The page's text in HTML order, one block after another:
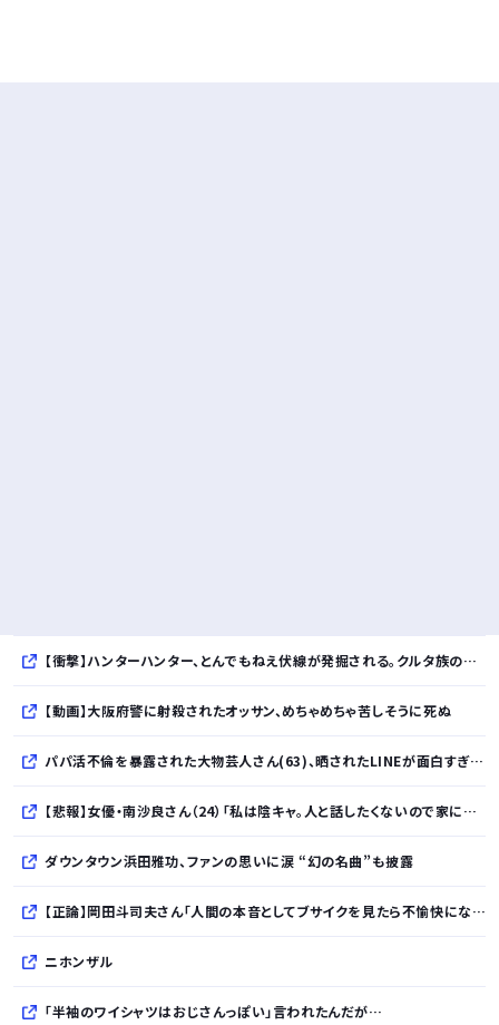
【衝撃】ハンターハンター、とんでもねえ伏線が発掘される。クルタ族の虐殺犯人がツェリードニヒだった模様！
【動画】大阪府警に射殺されたオッサン、めちゃめちゃ苦しそうに死ぬ
パパ活不倫を暴露された大物芸人さん(63)、晒されたLINEが面白すぎるｗｗｗｗｗｗｗｗｗ(画像ｱﾘ)
【悲報】女優・南沙良さん（24）「私は陰キャ。人と話したくないので家に引きこもってPCでアニメを観ていたい」・・・・・・・・・
ダウンタウン浜田雅功、ファンの思いに涙 “幻の名曲”も披露
【正論】岡田斗司夫さん「人間の本音としてブサイクを見たら不愉快になる。この責任をどうとるんだ」ｗｗｗｗｗｗｗｗｗｗ
ニホンザル
「半袖のワイシャツはおじさんっぽい」言われたんだが…